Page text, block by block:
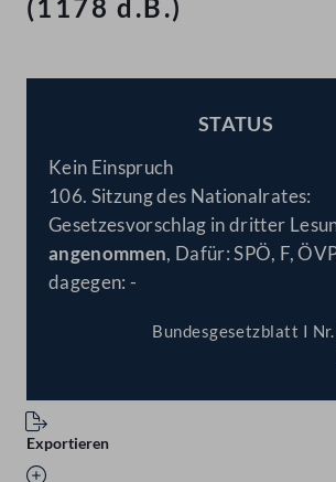
(1178 d.B.)
STATUS
Kein Einspruch
106. Sitzung des Nationalrates:
Gesetzesvorschlag in dritter
angenommen, Dafür: SPÖ, F,
dagegen: -
Bundesgesetzblatt I
Exportieren